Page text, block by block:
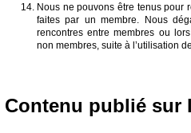
Nous ne pouvons être tenus pour
faites par un membre. Nous
rencontres entre membres ou
non membres, suite à l’utilisation
Contenu publié sur